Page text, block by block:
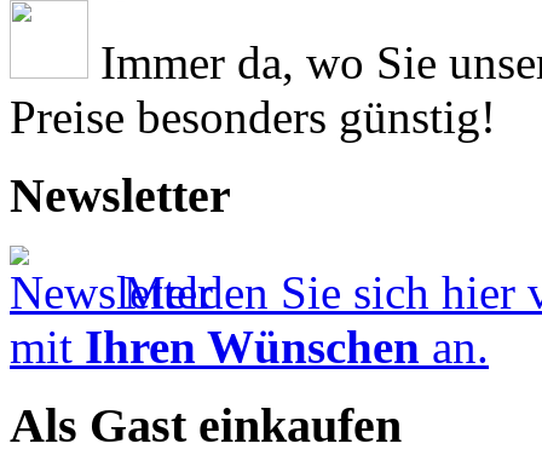
Immer da, wo Sie
Preise besonders günstig!
Newsletter
Melden Sie sich
mit Ihren Wünschen an.
Als Gast einkaufen